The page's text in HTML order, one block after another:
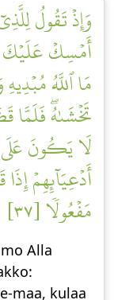
وَإِذۡ تَقُولُ
أَمۡسِكۡ عَلَيۡكَ
مَا ٱللَّهُ
تَخۡشَىٰهُۖ فَلَمَّا
لَا يَكُونَ
أَدۡعِيَآئِهِمۡ
مَفۡعُولٗا [٣٧]
Alla
maa, kulaa